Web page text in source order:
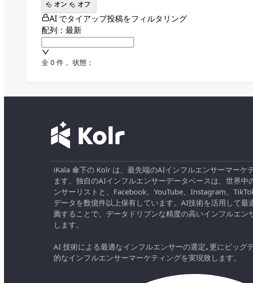
オン
オフ
AI でタイアップ投稿をフィルタリング
配列：最新
全 0 件 ， 状態：
iKala 傘下の Kolr は、最先端のAIインフルエンサーマーケ
ます。独自のAIインフルエンサーデータベースは、世界中
ンサーリストと、Facebook、YouTube、Instagram、
データを数億件以上保有しています。AI技術を活用して最
薦することで、データドリブンな精度の高いインフルエン
します。
AI 技術による最適なインフルエンサーの選定｡更にビッグ
的なインフルエンサーマーケティングを実現致します。